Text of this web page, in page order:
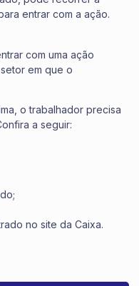
entrar com a ação.
com uma ação
em que o
o trabalhador precisa
a seguir:
no site da Caixa.